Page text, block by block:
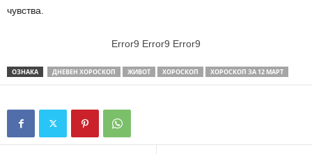
чувства.
Error9 Error9 Error9
ОЗНАКА ДНЕВЕН ХОРОСКОП ЖИВОТ ХОРОСКОП ХОРОСКОП ЗА 12 МАРТ